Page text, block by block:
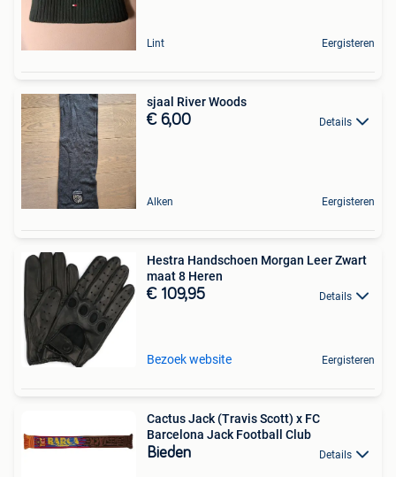
Lint Eergisteren
sjaal River Woods
€ 6,00 Details
Alken Eergisteren
Hestra Handschoen Morgan Leer Zwart
maat 8 Heren
€ 109,95 Details
Bezoek website Eergisteren
Cactus Jack (Travis Scott) x FC
Barcelona Jack Football Club
Bieden Details